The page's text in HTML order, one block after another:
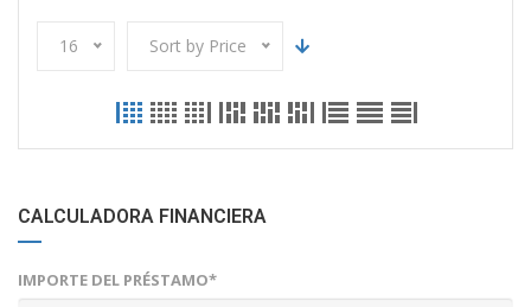
16 Sort by Price
CALCULADORA FINANCIERA
IMPORTE DEL PRÉSTAMO*